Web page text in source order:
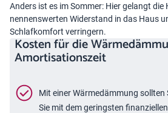
Anders ist es im Sommer: Hier gelangt die
nennenswerten Widerstand in das Haus
Schlafkomfort verringern.
Kosten für die
Amortisationszeit
Mit einer Wärmedämmung sollten
Sie mit dem geringsten